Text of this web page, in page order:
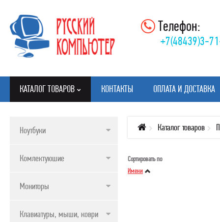
Телефон:
+7(48439)3-
КАТАЛОГ ТОВАРОВ
КАТАЛОГ ТОВАРОВ
КОМЛЕКТУЮШИЕ
КЛАВИАТУРЫ, МЫШИ, КОВРИКИ
КОНТАКТЫ ОПЛАТА И ДОСТАВКА
Ноутбуки
Комлектуюшие
Мониторы
Клавиатуры, мыши, коврики
Каталог товаров
Сортировать по
Имени